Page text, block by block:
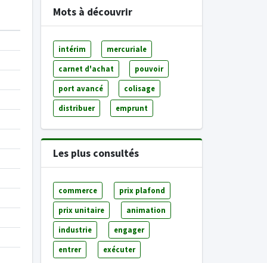
Mots à découvrir
intérim mercuriale
carnet d'achat pouvoir
port avancé colisage
distribuer emprunt
Les plus consultés
commerce prix plafond
prix unitaire animation
industrie engager
entrer exécuter